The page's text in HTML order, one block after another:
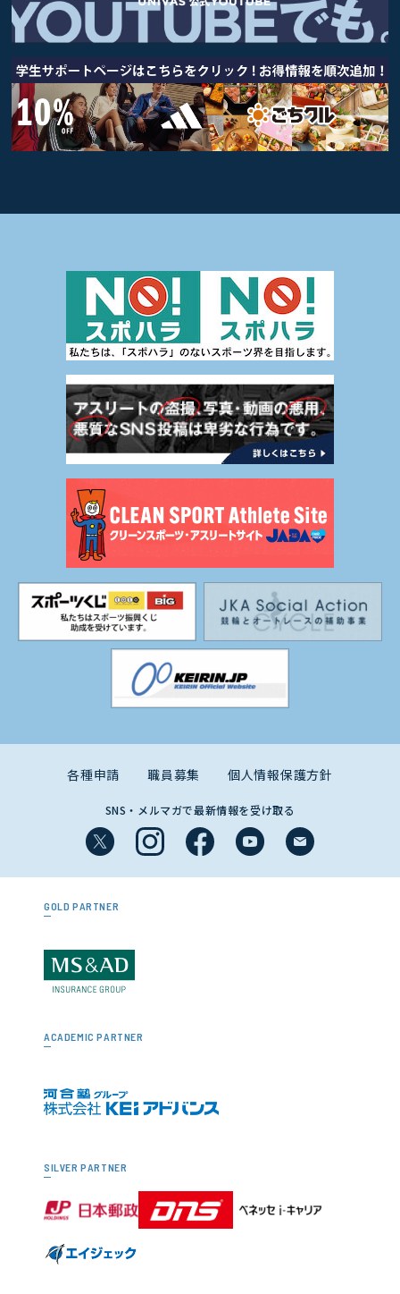
各種申請 職員募集 個人情報保護方針
SNS・メルマガで最新情報を受け取る
GOLD PARTNER
ACADEMIC PARTNER
SILVER PARTNER